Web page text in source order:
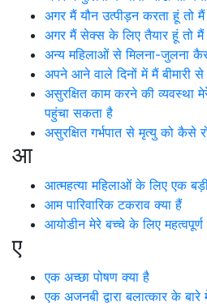
अगर मैं यौन उत्पीड़न करता हूं तो
अगर मैं सेक्स के लिए तैयार हूं तो
अन्य महिलाओं से मिलना-जुलना
अपने आने वाले दिनों में मैं बीमारी
असुरक्षित काम करने की व्यवस्था
पहुंचा सकता है
असुरक्षित गर्भपात से मृत्यु को कैसे
आ
आत्महत्या महिलाओं के लिए एक
आम पारिवारिक टकराव क्या हैं
आयोडीन मेरे बच्चे के लिए महत्वपूर्ण
ए
एक अच्छा पोषण क्या है
एक अजनबी द्वारा बलात्कार के बारे